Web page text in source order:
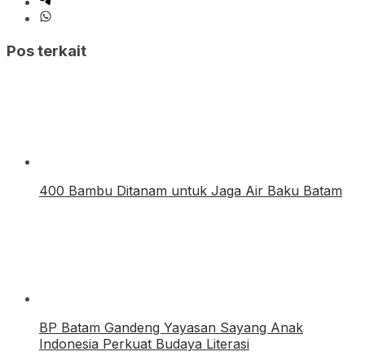
Pos terkait
400 Bambu Ditanam untuk Jaga Air Baku Batam
BP Batam Gandeng Yayasan Sayang Anak
Indonesia Perkuat Budaya Literasi